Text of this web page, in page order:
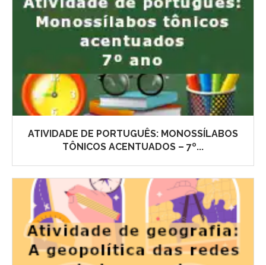
ATIVIDADE DE PORTUGUÊS: MONOSSÍLABOS
TÔNICOS ACENTUADOS – 7º...